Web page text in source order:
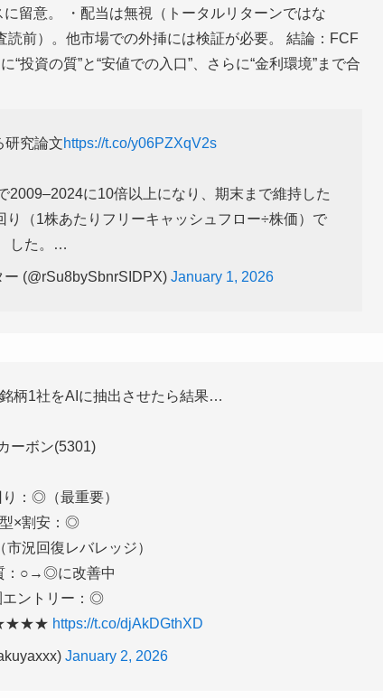
留意。 ・配当は無視（トータルリターンではな
前）。他市場での外挿には検証が必要。 結論：FCF
投資の質”と“安値での入口”、さらに“金利環境”まで合
研究論文https://t.co/y06PZXqV2s
2009–2024に10倍以上になり、期末まで維持した
（1株あたりフリーキャッシュフロー÷株価）で
した。…
(@rSu8bySbnrSIDPX) January 1, 2026
柄1社をAIに抽出させたら結果…
ーボン(5301)
：◎（最重要）
×割安：◎
況回復レバレッジ）
：○→◎に改善中
エントリー：◎
https://t.co/djAkDGthXD
January 2, 2026